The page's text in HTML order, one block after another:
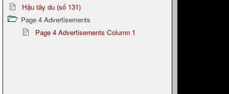
Hậu tây du (số 131)
Page 4 Advertisements
Page 4 Advertisements Column 1